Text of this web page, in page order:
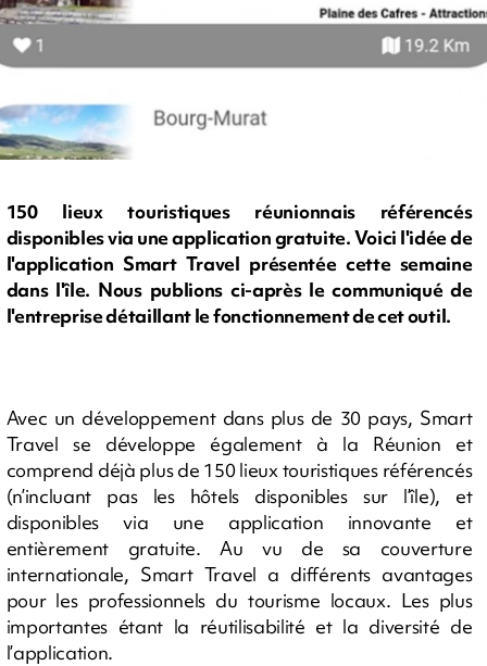
150 lieux touristiques réunionnais référencés
disponibles via une application gratuite. Voici l'idée de
l'application Smart Travel présentée cette semaine
dans l'île. Nous publions ci-après le communiqué de
l'entreprise détaillant le fonctionnement de cet outil.
Avec un développement dans plus de 30 pays, Smart
Travel se développe également à la Réunion et
comprend déjà plus de 150 lieux touristiques référencés
(n’incluant pas les hôtels disponibles sur l’île), et
disponibles via une application innovante et
entièrement gratuite. Au vu de sa couverture
internationale, Smart Travel a différents avantages
pour les professionnels du tourisme locaux. Les plus
importantes étant la réutilisabilité et la diversité de
l’application.